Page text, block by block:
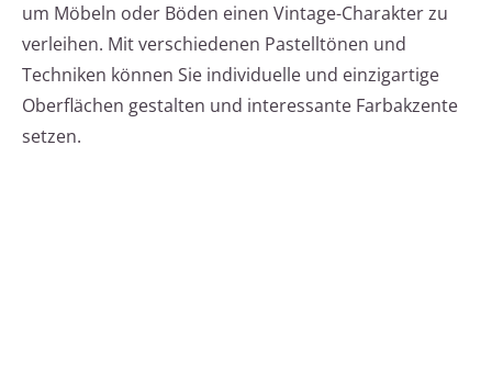
um Möbeln oder Böden einen Vintage-Charakter zu
verleihen. Mit verschiedenen Pastelltönen und
Techniken können Sie individuelle und einzigartige
Oberflächen gestalten und interessante Farbakzente
setzen.